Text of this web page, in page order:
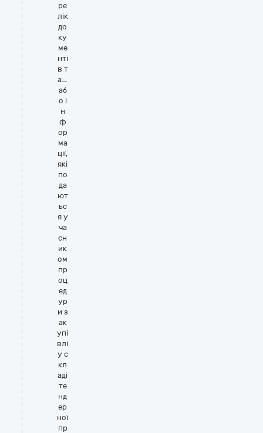
ре
лік
до
ку
ме
нті
в т
а_
аб
о і
н
ф
ор
ма
ції,
які
по
да
ют
ьс
я у
ча
сн
ик
ом
пр
оц
ед
ур
и з
ак
упі
влі
у с
кл
аді
те
нд
ер
ної
пр